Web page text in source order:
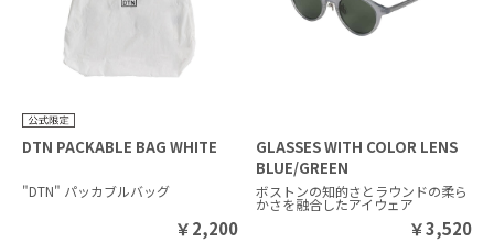
DTN PACKABLE BAG WHITE
"DTN" パッカブルバッグ
￥2,200
GLASSES WITH COLOR LENS
BLUE/GREEN
ボストンの知的さとラウンドの柔ら
かさを融合したアイウェア
￥3,520